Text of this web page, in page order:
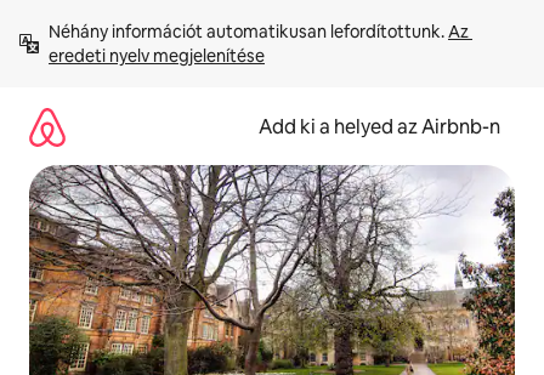
tartalomra
Néhány információt automatikusan lefordítottunk. Az
eredeti nyelv megjelenítése
Add ki a helyed az Airbnb-n